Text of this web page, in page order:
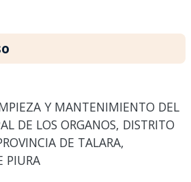
Y MANTENIMIENTO DEL
DE LOS ORGANOS, DISTRITO
DE TALARA,
PIURA